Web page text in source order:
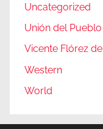
Uncategorized
Unión del
Vicente Flórez
Western
World